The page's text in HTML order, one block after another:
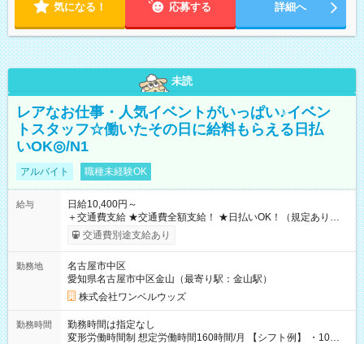
気になる！ 応募する 詳細へ
未読
レアなお仕事・人気イベントがいっぱい♪イベン
トスタッフ☆働いたその日に給料もらえる日払
いOK◎/N1
アルバイト 職種未経験OK
給与
日給10,400円～
＋交通費支給 ★交通費全額支給！ ★日払いOK！（規定あり） ┗
働いたその日に現金GET♪ お仕事後はコンビニATMから 日払
交通費別途支給あり
勤務地
名古屋市中区
愛知県名古屋市中区金山（最寄り駅：金山駅）
株式会社ワンベルウッズ
勤務時間
勤務時間は指定なし
変形労働時間制 想定労働時間160時間/月 【シフト例】 ・10：